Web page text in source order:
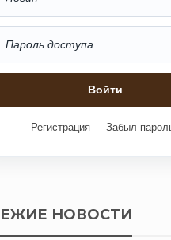
Регистрация Забыл
НОВОСТИ